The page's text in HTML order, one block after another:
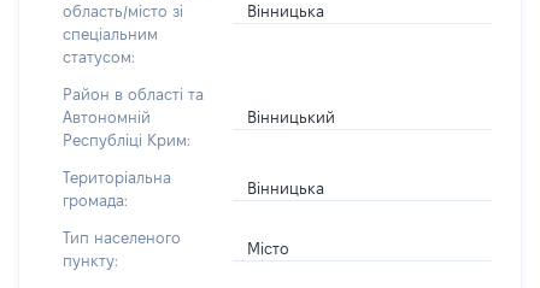
область/місто зі
спеціальним
статусом:
Вінницька
Район в області та
Автономній
Республіці Крим:
Вінницький
Територіальна
громада:
Вінницька
Тип населеного
пункту:
Місто